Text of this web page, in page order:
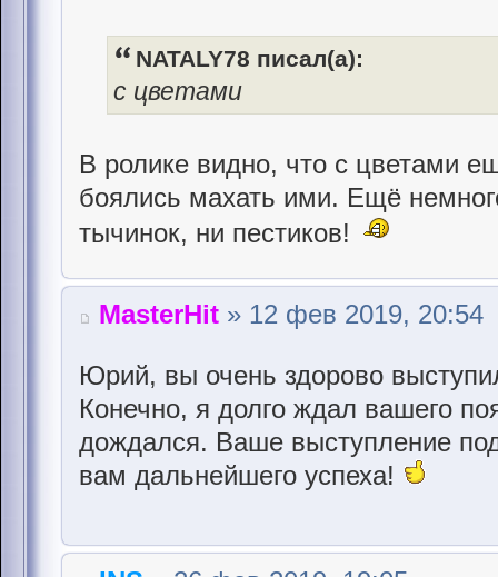
NATALY78 писал(а):
с цветами
В ролике видно, что с цветами
боялись махать ими. Ещё
тычинок, ни пестиков!
MasterHit » 12 фев 2019, 20:54
Юрий, вы очень здорово
Конечно, я долго ждал вашего
дождался. Ваше выступление
вам дальнейшего успеха!